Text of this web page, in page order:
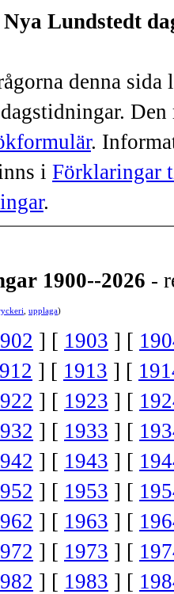
Lundstedt
denna
.
i Förklaringar
.
1900--2026 -
upplaga)
] [ 1903 ] [
] [ 1913 ] [
] [ 1923 ] [
] [ 1933 ] [
] [ 1943 ] [
] [ 1953 ] [
] [ 1963 ] [
] [ 1973 ] [
] [ 1983 ] [